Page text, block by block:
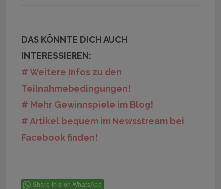
DAS KÖNNTE DICH AUCH
INTERESSIEREN:
# Weitere Infos zu den
Teilnahmebedingungen!
# Mehr Gewinnspiele im Blog!
# Artikel bequem im Newsstream bei
Facebook finden!
Share this on WhatsApp